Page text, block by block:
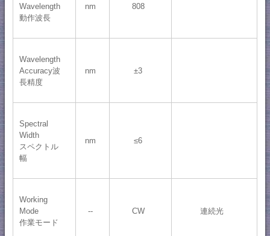
Wavelength
動作波長
nm 808
Wavelength
Accuracy波
長精度
nm ±3
Spectral
Width
スペクトル
幅
nm ≤6
Working
Mode
作業モード
-- CW 連続光